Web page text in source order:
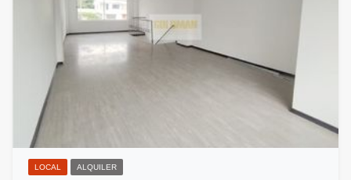
LOCAL ALQUILER